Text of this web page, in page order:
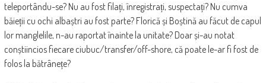
teleportându-se? Nu au fost filați, înregistrați, suspectați? Nu cumva
băieții cu ochi albaștri au fost parte? Florică și Boștină au făcut de capul
lor manglelile, n-au raportat înainte la unitate? Doar și-au notat
conștiincios fiecare ciubuc/transfer/off-shore, că poate le-ar fi fost de
folos la bătrânețe?